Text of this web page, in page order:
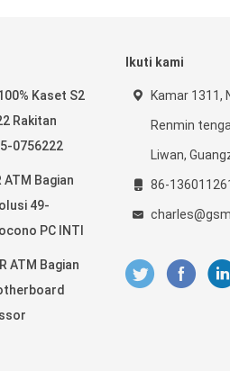
Kaset S2
Rakitan
0756222
ATM Bagian
49-
PC INTI
ATM Bagian
Ikuti kami
Kamar 1311,
Renmin
Liwan,
86-